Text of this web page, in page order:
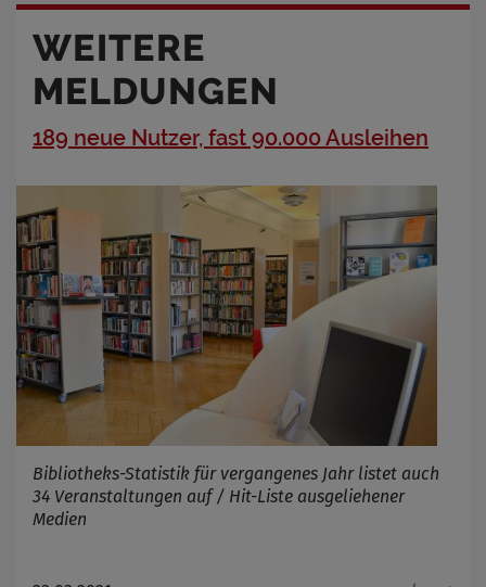
WEITERE
MELDUNGEN
189 neue Nutzer, fast 90.000 Ausleihen
Bibliotheks-Statistik für vergangenes Jahr listet auch
34 Veranstaltungen auf / Hit-Liste ausgeliehener
Medien